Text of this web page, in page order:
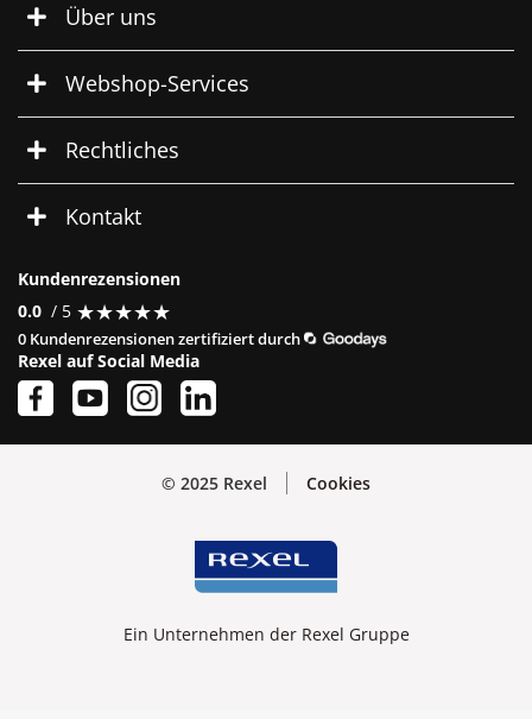
Über uns
Webshop-Services
Rechtliches
Kontakt
Kundenrezensionen
0.0 / 5 ★★★★★
★★★★★
0 Kundenrezensionen zertifiziert durch
Rexel auf Social Media
© 2025 Rexel Cookies
Ein Unternehmen der Rexel Gruppe